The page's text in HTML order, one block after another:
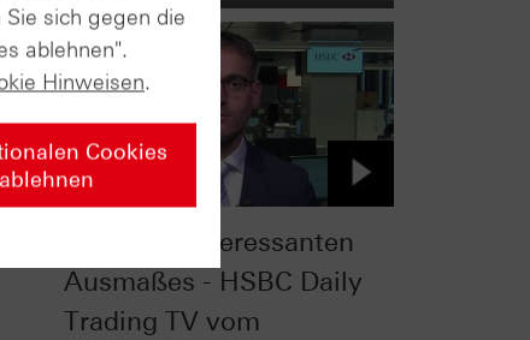
Korrektur interessanten
Ausmaßes - HSBC Daily
Trading TV vom
sich gegen die
ablehnen".
Hinweisen.
Cookies
ablehnen